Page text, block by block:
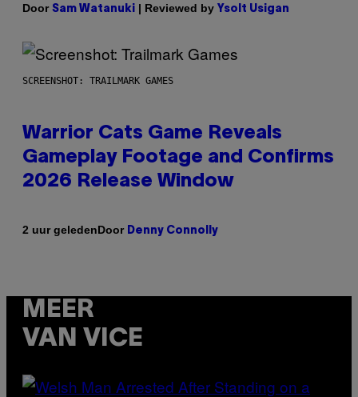
Door Sam Watanuki | Reviewed by Ysolt Usigan
SCREENSHOT: TRAILMARK GAMES
Warrior Cats Game Reveals
Gameplay Footage and Confirms
2026 Release Window
2 uur geledenDoor Denny Connolly
MEER
VAN VICE